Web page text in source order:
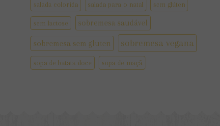
salada colorida salada para o natal sem glúten
sem lactose sobremesa saudável
sobremesa sem gluten sobremesa vegana
sopa de batata doce sopa de maçã